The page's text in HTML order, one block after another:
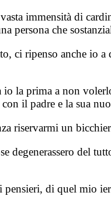
immensità di
persona che
ci ripenso anche io
la prima a non
il padre e la sua
riservarmi un
degenerassero del
di quel mio